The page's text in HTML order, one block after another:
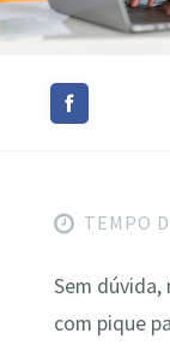
TEMPO
Sem
com pique